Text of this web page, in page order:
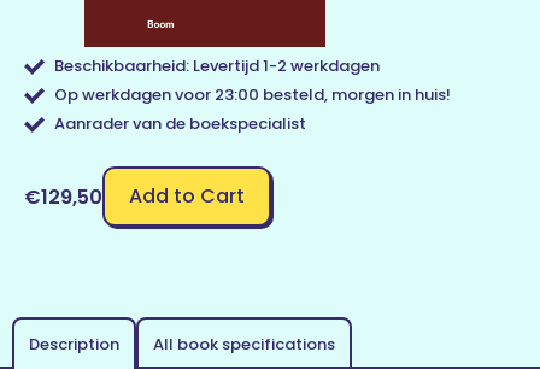
Beschikbaarheid: Levertijd 1-2 werkdagen
Op werkdagen voor 23:00 besteld, morgen in huis!
Aanrader van de boekspecialist
€129,50 Add to Cart
Description
All book specifications